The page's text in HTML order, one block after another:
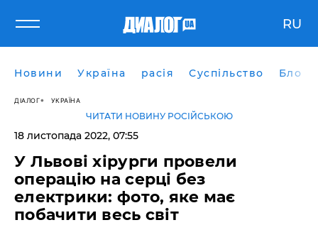
RU
Новини Україна расія Суспільство Блоги
ДІАЛОГ УКРАЇНА
ЧИТАТИ НОВИНУ РОСІЙСЬКОЮ
18 листопада 2022, 07:55
У Львові хірурги провели
операцію на серці без
електрики: фото, яке має
побачити весь світ